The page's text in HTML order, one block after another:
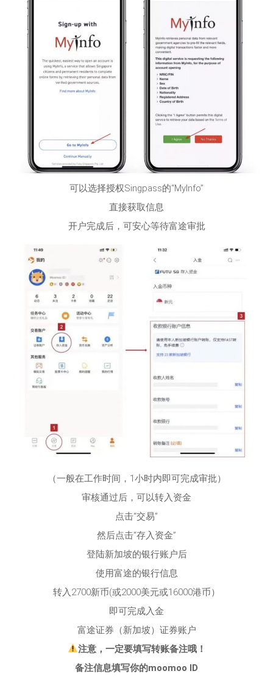
可以选择授权Singpass的“MyInfo”
直接获取信息
开户完成后，可安心等待富途审批
（一般在工作时间，1小时内即可完成审批）
审核通过后，可以转入资金
点击“交易”
然后点击“存入资金”
登陆新加坡的银行账户后
使用富途的银行信息
转入2700新币(或2000美元或16000港币）
即可完成入金
富途证券（新加坡）证券账户
注意，一定要填写转账备注哦！
备注信息填写你的moomoo ID